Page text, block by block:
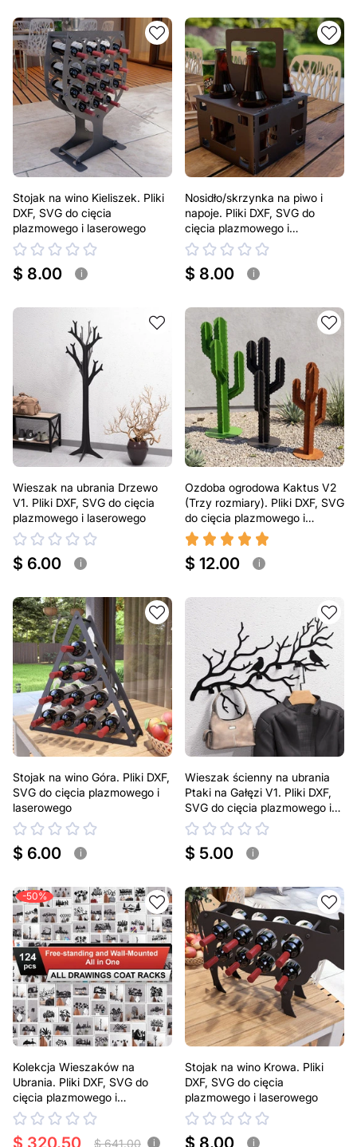
Stojak na wino Kieliszek. Pliki
DXF, SVG do cięcia
plazmowego i laserowego
$ 8.00 i
Nosidło/skrzynka na piwo i
napoje. Pliki DXF, SVG do
cięcia plazmowego i
laserowego. Na puszki 500 ml
$ 8.00 i
Wieszak na ubrania Drzewo
V1. Pliki DXF, SVG do cięcia
plazmowego i laserowego
$ 6.00 i
Ozdoba ogrodowa Kaktus V2
(Trzy rozmiary). Pliki DXF, SVG
do cięcia plazmowego i
laserowego. Dekoracja na
podwórko
$ 12.00 i
Stojak na wino Góra. Pliki DXF,
SVG do cięcia plazmowego i
laserowego
$ 6.00 i
Wieszak ścienny na ubrania
Ptaki na Gałęzi V1. Pliki DXF,
SVG do cięcia plazmowego i
laserowego
$ 5.00 i
-50%
Kolekcja Wieszaków na
Ubrania. Pliki DXF, SVG do
cięcia plazmowego i
laserowego
$ 320.50 $ 641.00 i
Stojak na wino Krowa. Pliki
DXF, SVG do cięcia
plazmowego i laserowego
$ 8.00 i